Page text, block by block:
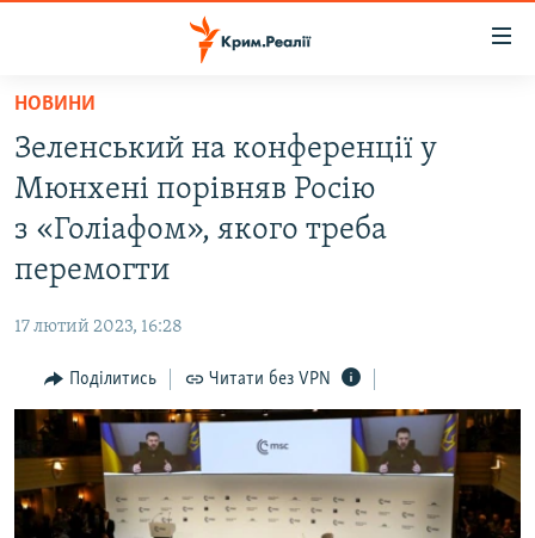
Перейти
основного
матеріалу
Перейти
до
основної
Перейти
пошуку
ВІДЕО ТА ФОТО
ІНТЕРВ'Ю
ВСЕ ЗА ДЕНЬ
СПЕЦПРОЕКТИ
ДЕПОРТАЦІЯ
ЯК ОБІЙТИ БЛОКУВАННЯ
НОВИНИ
Зеленський на конференції у
Мюнхені порівняв Росію
з «Голіафом», якого треба
перемогти
17 лютий 2023, 16:28
Поділитись Читати без VPN